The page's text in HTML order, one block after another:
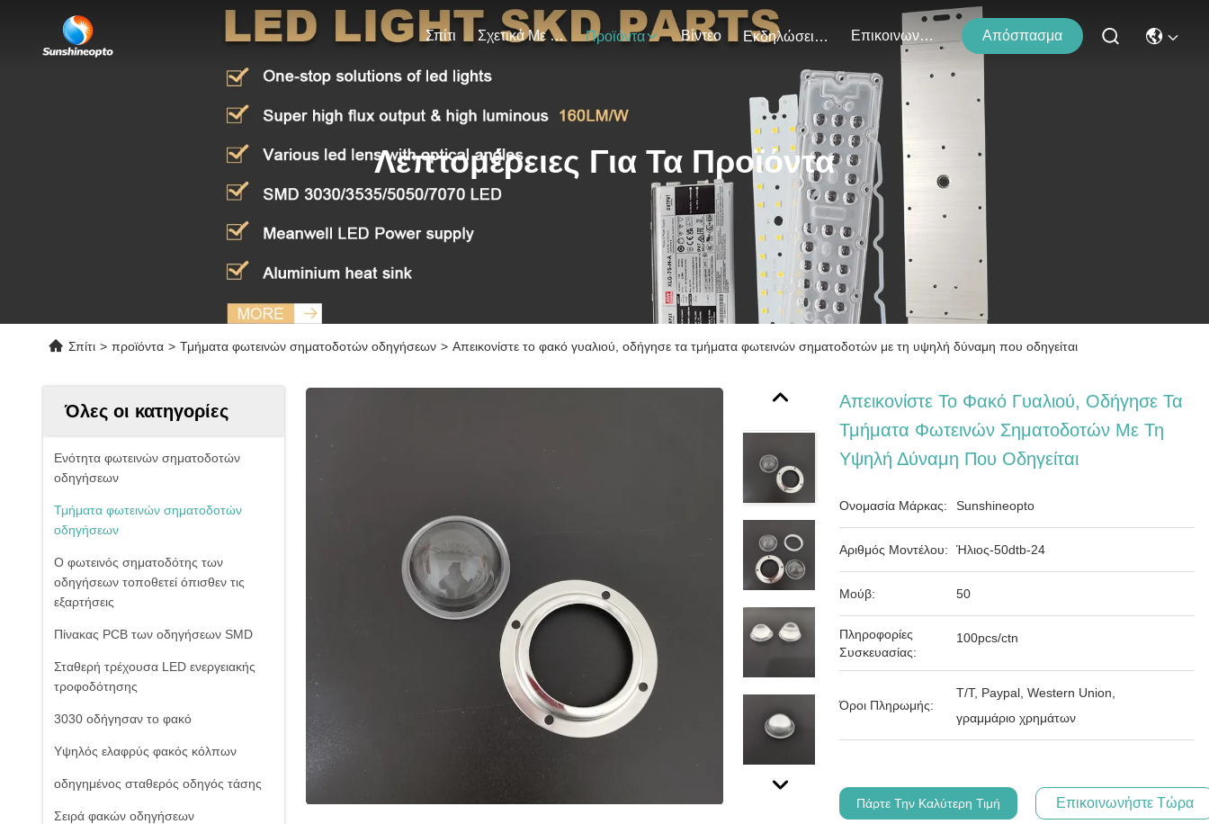
Σπίτι Σχετικά Με Εμάς Προϊόντα Βίντεο Εκδηλώσεις Επικοινωνήστε Μαζί Μας Απόσπασμα
Λεπτομέρειες Για Τα Προϊόντα
Σπίτι > προϊόντα > Τμήματα φωτεινών σηματοδοτών οδηγήσεων > Απεικονίστε το φακό γυαλιού, οδήγησε τα τμήματα φωτεινών σηματοδοτών με τη υψηλή δύναμη που οδηγείται
Όλες οι κατηγορίες
Ενότητα φωτεινών σηματοδοτών
οδηγήσεων
Τμήματα φωτεινών σηματοδοτών
οδηγήσεων
Ο φωτεινός σηματοδότης των
οδηγήσεων τοποθετεί όπισθεν τις
εξαρτήσεις
Πίνακας PCB των οδηγήσεων SMD
Σταθερή τρέχουσα LED ενεργειακής
τροφοδότησης
3030 οδήγησαν το φακό
Υψηλός ελαφρύς φακός κόλπων
οδηγημένος σταθερός οδηγός τάσης
Σειρά φακών οδηγήσεων
Απεικονίστε Το Φακό Γυαλιού, Οδήγησε Τα
Τμήματα Φωτεινών Σηματοδοτών Με Τη
Υψηλή Δύναμη Που Οδηγείται
Ονομασία Μάρκας: Sunshineopto
Αριθμός Μοντέλου: Ήλιος-50dtb-24
Μούβ: 50
Πληροφορίες
Συσκευασίας:
100pcs/ctn
Όροι Πληρωμής:
T/T, Paypal, Western Union,
γραμμάριο χρημάτων
Πάρτε Την Καλύτερη Τιμή Επικοινωνήστε Τώρα